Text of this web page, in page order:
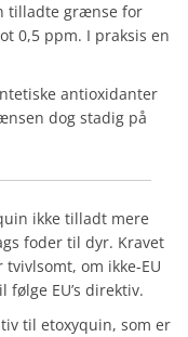
tilladte grænse for
0,5 ppm. I praksis en
antioxidanter
dog stadig på
ikke tilladt mere
foder til dyr. Kravet
om ikke-EU
EU’s direktiv.
til etoxyquin, som er